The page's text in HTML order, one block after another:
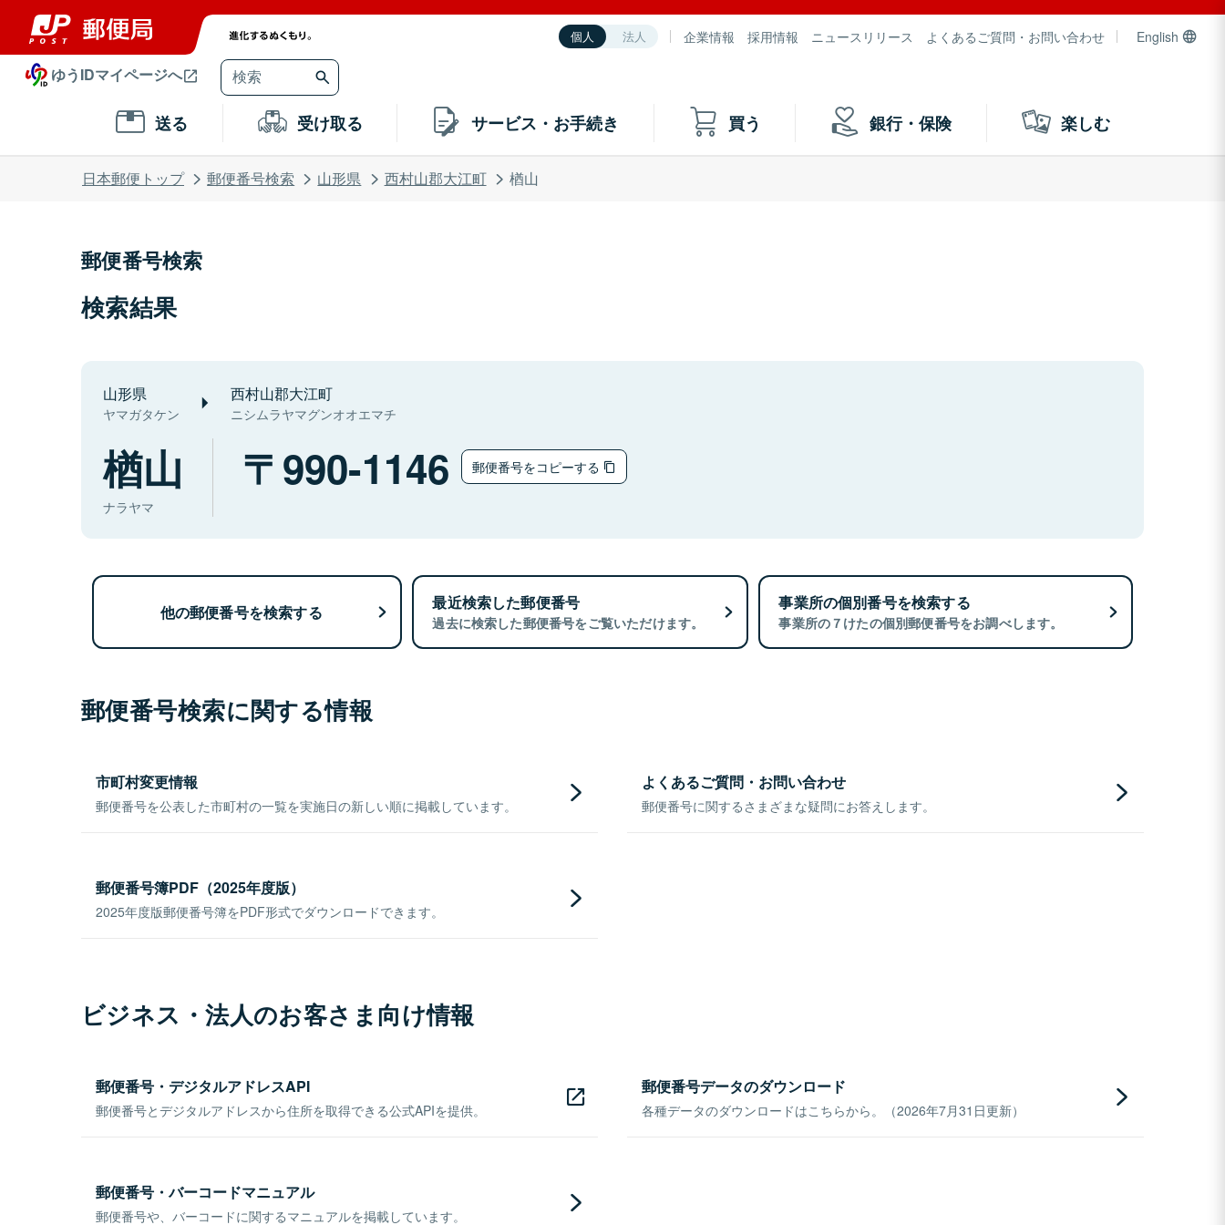
個人 法人 企業情報 採用情報 ニュースリリース よくあるご質問・お問い合わせ English
ゆうIDマイページへ
送る 受け取る サービス・お手続き 買う 銀行・保険 楽しむ
日本郵便トップ 郵便番号検索 山形県 西村山郡大江町 楢山
郵便番号検索
検索結果
山形県
ヤマガタケン
西村山郡大江町
ニシムラヤマグンオオエマチ
楢山
ナラヤマ
990-1146 郵便番号をコピーする
他の郵便番号を検索する 最近検索した郵便番号
過去に検索した郵便番号をご覧いただけます。
事業所の個別番号を検索する
事業所の７けたの個別郵便番号をお調べします。
郵便番号検索に関する情報
市町村変更情報
郵便番号を公表した市町村の一覧を実施日の新しい順に掲載しています。
よくあるご質問・お問い合わせ
郵便番号に関するさまざまな疑問にお答えします。
郵便番号簿PDF（2025年度版）
2025年度版郵便番号簿をPDF形式でダウンロードできます。
ビジネス・法人のお客さま向け情報
郵便番号・デジタルアドレスAPI
郵便番号とデジタルアドレスから住所を取得できる公式APIを提供。
郵便番号データのダウンロード
各種データのダウンロードはこちらから。（2026年7月31日更新）
郵便番号・バーコードマニュアル
郵便番号や、バーコードに関するマニュアルを掲載しています。